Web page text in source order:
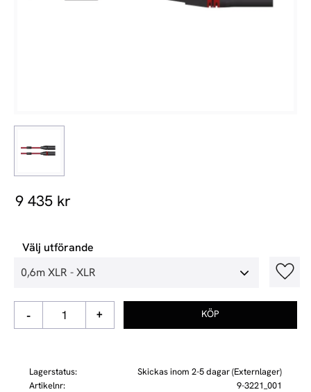
9 435 kr
Välj utförande
+
-
Lagerstatus
Skickas inom 2-5 dagar (Externlager)
Artikelnr
9-3221_001